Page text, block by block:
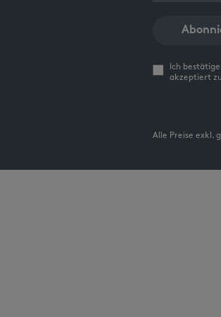
Ich
akzeptiert
Alle Preise exkl.